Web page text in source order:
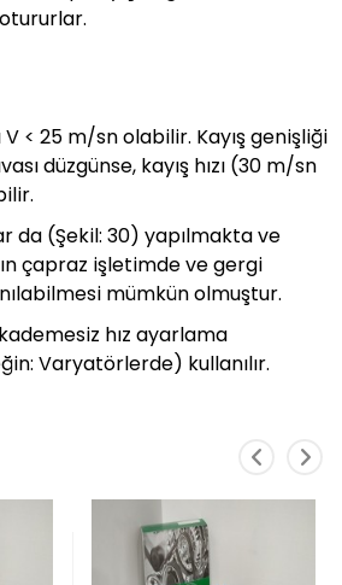
V < 25 m/sn olabilir. Kayış genişliği
düzgünse, kayış hızı (30 m/sn
da (Şekil: 30) yapılmakta ve
çapraz işletimde ve gergi
mümkün olmuştur.
hız ayarlama
Varyatörlerde) kullanılır.